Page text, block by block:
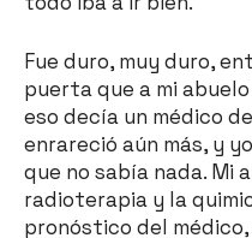
Fue duro, muy duro,
puerta que a mi
eso decía un médico
enrareció aún más, y
que no sabía nada. Mi
radioterapia y la
pronóstico del